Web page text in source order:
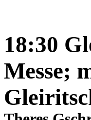
18:30
Messe;